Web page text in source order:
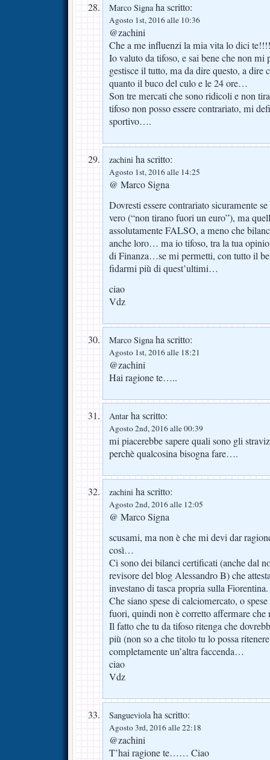
Marco Signaha scritto:
Agosto 1st, 2016 alle 10:36
@zachini
Che a me influenzi la mia vita lo dici te!!!!
Io valuto da tifoso, e sai bene che non mi
gestisce il tutto, ma da dire questo, a dire
quanto il buco del culo e le 24 ore…
Son tre mercati che sono ridicoli e non
tifoso non posso essere contrariato, mi
sportivo….
zachini ha scritto:
Agosto 1st, 2016 alle 14:25
@ Marco Signa
Dovresti essere contrariato sicuramente
vero (“non tirano fuori un euro”), ma
assolutamente FALSO, a meno che
anche loro… ma io tifoso, tra la tua
di Finanza…se mi permetti, con tutto il
fidarmi più di quest’ultimi…
ciao
Vdz
Marco Signaha scritto:
Agosto 1st, 2016 alle 18:21
@zachini
Hai ragione te…..
Antar ha scritto:
Agosto 2nd, 2016 alle 00:39
mi piacerebbe sapere quali sono gli
perchè qualcosina bisogna fare….
zachini ha scritto:
Agosto 2nd, 2016 alle 12:05
@ Marco Signa
scusami, ma non è che mi devi dar
così…
Ci sono dei bilanci certificati (anche dal
revisore del blog Alessandro B) che
investano di tasca propria sulla Fiorentina.
Che siano spese di calciomercato, o
fuori, quindi non è corretto affermare
Il fatto che tu da tifoso ritenga che
più (non so a che titolo tu lo possa
completamente un’altra faccenda…
ciao
Vdz
Sangueviolaha scritto:
Agosto 3rd, 2016 alle 22:18
@zachini
T’hai ragione te…… Ciao